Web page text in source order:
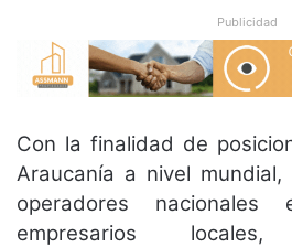
Publicidad
Con la finalidad de
Araucanía a nivel
operadores nacionales
empresarios locales,